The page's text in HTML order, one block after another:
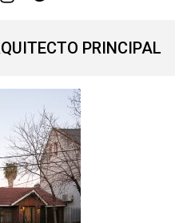
PRINCIPAL